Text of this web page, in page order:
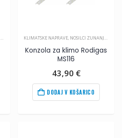
PRIBOR ZA KLIMA NAPRAVE
KLIMATSKE NAPRAVE, NOSILCI ZUNANJIH ENOT
Konzola za klimo Rodigas
MS116
43,90 €
DODAJ V KOŠARICO